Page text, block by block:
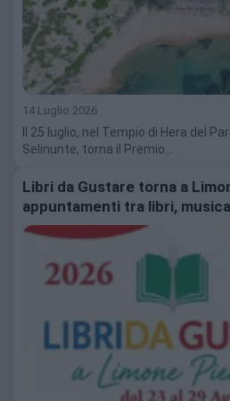
14 Luglio 2026
Il 25 luglio, nel Tempio di Hera del
Selinunte, torna il Premio…
Libri da Gustare torna a
appuntamenti tra libri,